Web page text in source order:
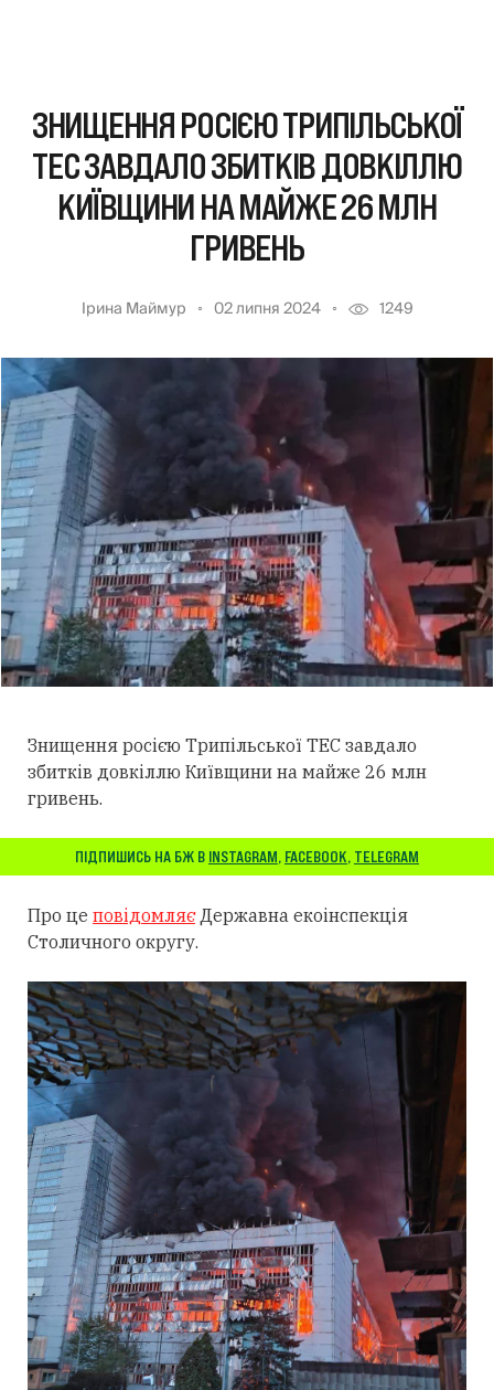
ЗНИЩЕННЯ РОСІЄЮ ТРИПІЛЬСЬКОЇ
ТЕС ЗАВДАЛО ЗБИТКІВ ДОВКІЛЛЮ
КИЇВЩИНИ НА МАЙЖЕ 26 МЛН
ГРИВЕНЬ
Ірина Маймур 02 липня 2024 1249
Знищення росією Трипільської ТЕС завдало
збитків довкіллю Київщини на майже 26 млн
гривень.
ПІДПИШИСЬ НА БЖ В INSTAGRAM, FACEBOOK, TELEGRAM
Про це повідомляєДержавна екоінспекція
Столичного округу.